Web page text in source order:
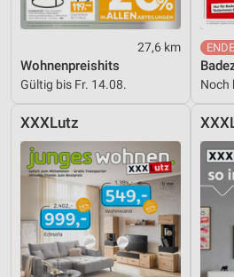
27,6 km
Wohnenpreishits
Gültig bis Fr. 14.08. Noch
XXXLutz